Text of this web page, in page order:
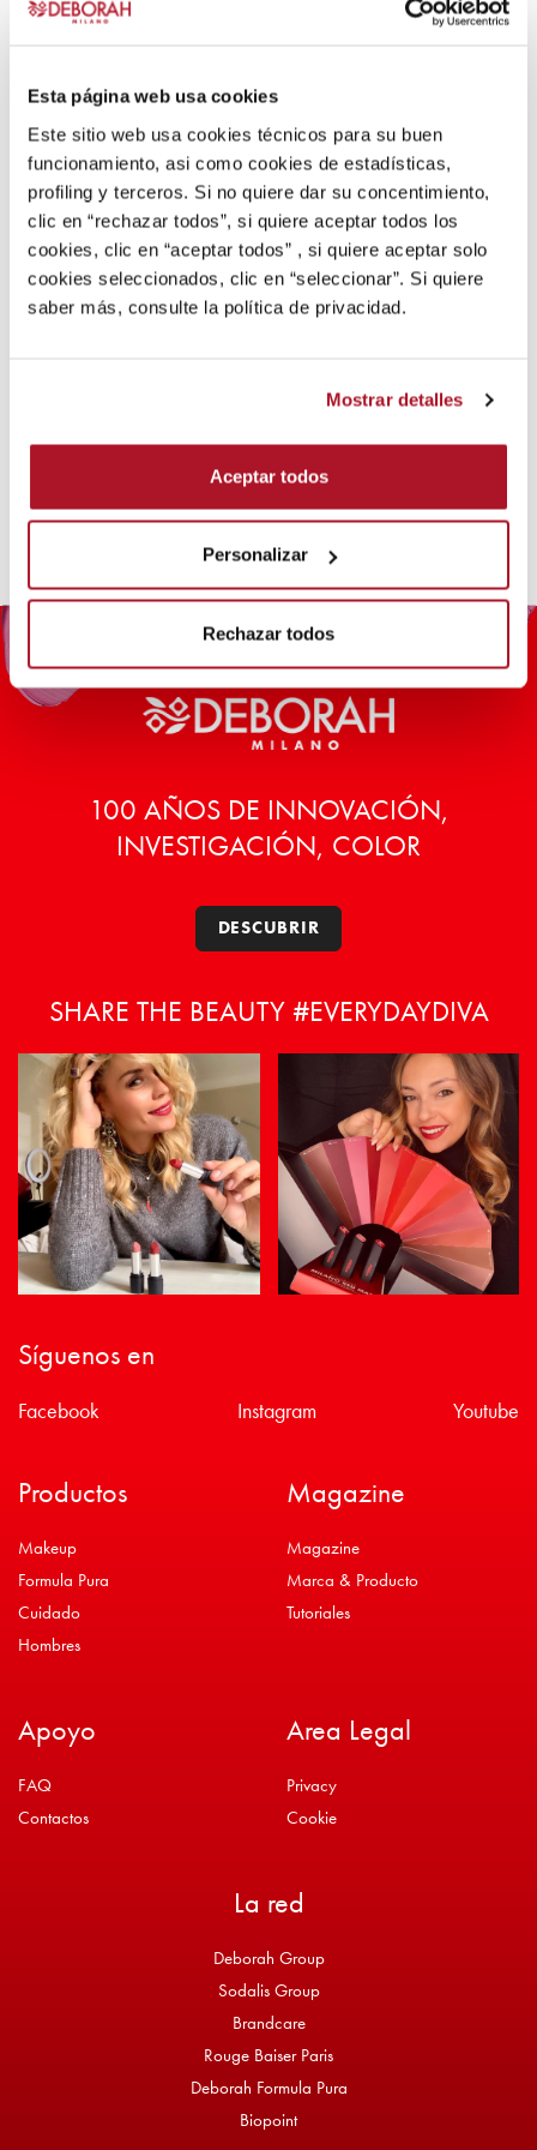
Esta página web usa cookies
Este sitio web usa cookies técnicos para su buen
funcionamiento, asi como cookies de estadísticas,
profiling y terceros. Si no quiere dar su concentimiento,
clic en “rechazar todos”, si quiere aceptar todos los
cookies, clic en “aceptar todos” , si quiere aceptar solo
cookies seleccionados, clic en “seleccionar”. Si quiere
saber más, consulte la política de privacidad.
Mostrar detalles
Aceptar todos
Personalizar
Rechazar todos
múltiples
Las
opciones
se
pueden
elegir
en
la
producto
Las
opciones
se
pueden
elegir
en
la
producto
DESCUBRIR MÁS
100 AÑOS DE INNOVACIÓN,
INVESTIGACIÓN, COLOR
DESCUBRIR
SHARE THE BEAUTY #EVERYDAYDIVA
Síguenos en
Facebook Instagram Youtube
Productos
Makeup
Formula Pura
Cuidado
Hombres
Magazine
Magazine
Marca & Producto
Tutoriales
Apoyo
FAQ
Contactos
Area Legal
Privacy
Cookie
La red
Deborah Group
Sodalis Group
Brandcare
Rouge Baiser Paris
Deborah Formula Pura
Biopoint